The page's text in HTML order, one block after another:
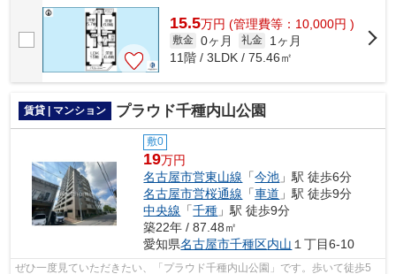
15.5万円 (管理費等：10,000円 )
敷金 0ヶ月 礼金
1ヶ月
11階 / 3LDK / 75.46㎡
賃貸 | マンション プラウド千種内山公園
敷0
19万円
名古屋市営東山線 「今池 」駅 徒歩6分
名古屋市営桜通線 「車道 」駅 徒歩9分
中央線 「千種 」駅 徒歩9分
築22年 / 87.48㎡
愛知県名古屋市千種区内山 １丁目6-10
ぜひ一度見ていただきたい、「プラウド千種内山公園」です。歩いて徒歩5